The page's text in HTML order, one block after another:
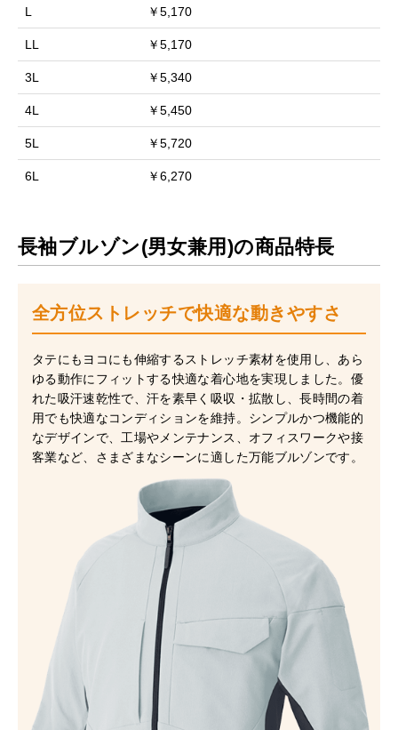
L ￥5,170
LL ￥5,170
3L ￥5,340
4L ￥5,450
5L ￥5,720
6L ￥6,270
長袖ブルゾン(男女兼用)の商品特長
全方位ストレッチで快適な動きやすさ
タテにもヨコにも伸縮するストレッチ素材を使用し、あら
ゆる動作にフィットする快適な着心地を実現しました。優
れた吸汗速乾性で、汗を素早く吸収・拡散し、長時間の着
用でも快適なコンディションを維持。シンプルかつ機能的
なデザインで、工場やメンテナンス、オフィスワークや接
客業など、さまざまなシーンに適した万能ブルゾンです。